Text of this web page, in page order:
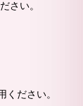
さい。
ださい。